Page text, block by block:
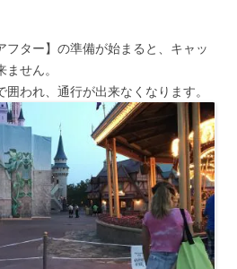
フター】の準備が始まると、キャッ
せん。
われ、通行が出来なくなります。